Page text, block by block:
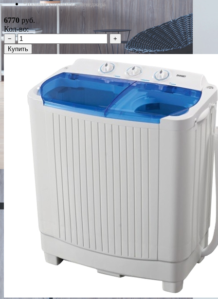
*Наличие уточняйте у менеджера
6770 руб.
Кол-во:
−
+
Купить